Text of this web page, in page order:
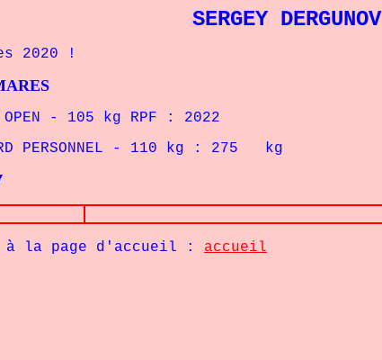
SERGEY DERGUNOV
2020 !
- 105 kg RPF : 2022
- 110 kg : 275 kg
à la page d'accueil : accueil